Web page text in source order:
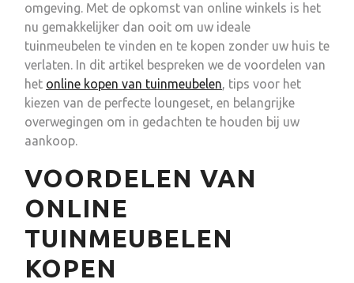
omgeving. Met de opkomst van online winkels is het
nu gemakkelijker dan ooit om uw ideale
tuinmeubelen te vinden en te kopen zonder uw huis te
verlaten. In dit artikel bespreken we de voordelen van
het online kopen van tuinmeubelen, tips voor het
kiezen van de perfecte loungeset, en belangrijke
overwegingen om in gedachten te houden bij uw
aankoop.
VOORDELEN VAN
ONLINE
TUINMEUBELEN
KOPEN